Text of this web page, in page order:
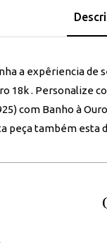
a expêriencia de
18k . Personalize
com Banho à
peça também esta